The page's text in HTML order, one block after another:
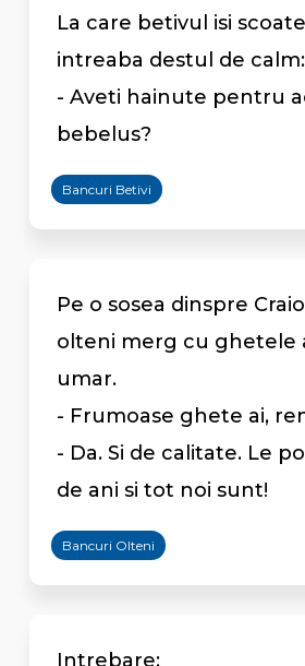
La care betivul isi
intreaba destul de calm:
- Aveti hainute pentru
bebelus?
Bancuri Betivi
Pe o sosea dinspre
olteni merg cu ghetele
umar.
- Frumoase ghete ai,
- Da. Si de calitate. Le
de ani si tot noi sunt!
Bancuri Olteni
Intrebare: